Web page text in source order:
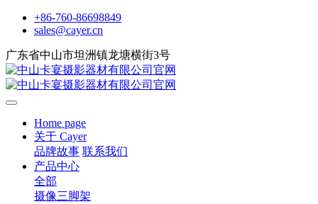
+86-760-86698849
sales@cayer.cn
广东省中山市坦洲镇龙塘横街3号
Home page
关于 Cayer
品牌故事 联系我们
产品中心
全部
摄像三脚架